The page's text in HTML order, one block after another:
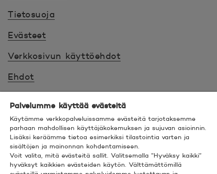
Tietosuoja
Evästeet
Verkkosivun käyttöehdot
Ehdot
Saavutettavuus
Hyödyllistä tietää
© 2026 POP Pankki,Hevosenkenkä 3, 02600
Palvelumme käyttää evästeitä
Käytämme verkkopalveluissamme evästeitä tarjotaksemme
parhaan mahdollisen käyttäjäkokemuksen ja sujuvan asioinnin.
Lisäksi keräämme tietoa esimerkiksi tilastointia varten ja
sisältöjen ja mainonnan kohdentamiseen.
Voit valita, mitä evästeitä sallit. Valitsemalla ”Hyväksy kaikki”
hyväksyt kaikkien evästeiden käytön. Välttämättömillä